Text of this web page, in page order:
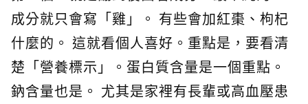
成分就只會寫「雞」。 有些會加紅棗、枸杞
什麼的。 這就看個人喜好。重點是，要看清
楚「營養標示」。蛋白質含量是一個重點。
鈉含量也是。 尤其是家裡有長輩或高血壓患